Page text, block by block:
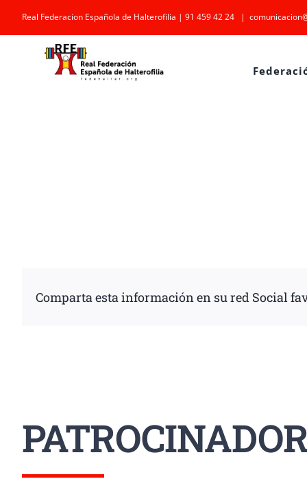
Saltar
al
contenido
Real Federacion Española de Halterofilia | 91 459 42 24 |
Comparta esta información en su red Social